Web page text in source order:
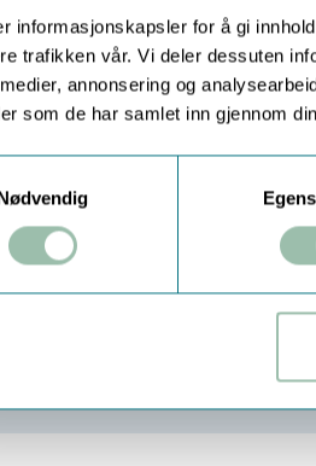
informasjonskapsler for å gi
trafikken vår. Vi deler dessuten
annonsering og
som de har samlet inn gjennom
Farlig